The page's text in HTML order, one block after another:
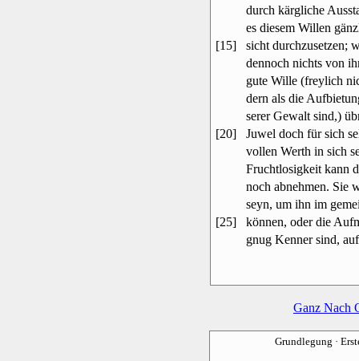
durch kärgliche
es diesem Willen
[15]
sicht durchzusetzen;
dennoch nichts von
gute Wille (freylich
dern als die
serer Gewalt sind,)
[20]
Juwel doch für sich
vollen Werth in sich
Fruchtlosigkeit kann
noch abnehmen. Sie
seyn, um ihn im
[25]
können, oder die
gnug Kenner sind,
Ganz Nach
Grundlegung ·